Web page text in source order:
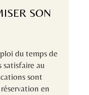
SON
du temps de
satisfaire au
sont
en